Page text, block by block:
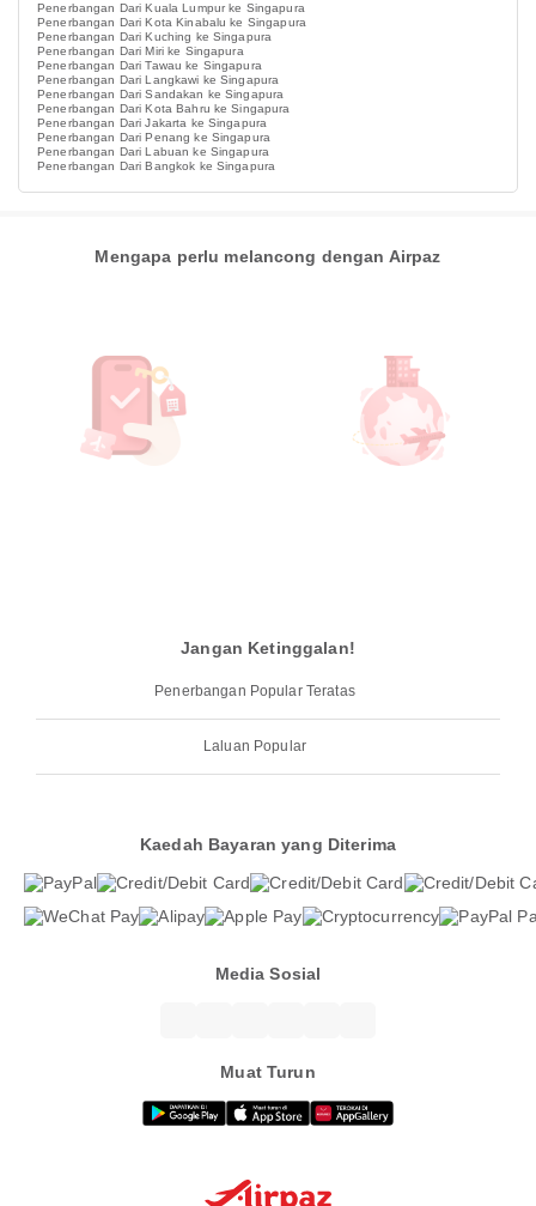
Penerbangan Dari Kuala Lumpur ke Singapura
Penerbangan Dari Kota Kinabalu ke Singapura
Penerbangan Dari Kuching ke Singapura
Penerbangan Dari Miri ke Singapura
Penerbangan Dari Tawau ke Singapura
Penerbangan Dari Langkawi ke Singapura
Penerbangan Dari Sandakan ke Singapura
Penerbangan Dari Kota Bahru ke Singapura
Penerbangan Dari Jakarta ke Singapura
Penerbangan Dari Penang ke Singapura
Penerbangan Dari Labuan ke Singapura
Penerbangan Dari Bangkok ke Singapura
Mengapa perlu melancong dengan Airpaz
Jangan Ketinggalan!
Penerbangan Popular Teratas
Laluan Popular
Kaedah Bayaran yang Diterima
Media Sosial
Muat Turun